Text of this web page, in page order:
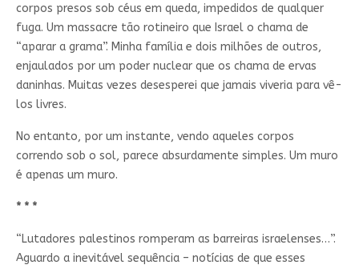
corpos presos sob céus em queda, impedidos de qualquer
fuga. Um massacre tão rotineiro que Israel o chama de
“aparar a grama”. Minha família e dois milhões de outros,
enjaulados por um poder nuclear que os chama de ervas
daninhas. Muitas vezes desesperei que jamais viveria para vê-
los livres.
No entanto, por um instante, vendo aqueles corpos
correndo sob o sol, parece absurdamente simples. Um muro
é apenas um muro.
* * *
“Lutadores palestinos romperam as barreiras israelenses…”.
Aguardo a inevitável sequência – notícias de que esses